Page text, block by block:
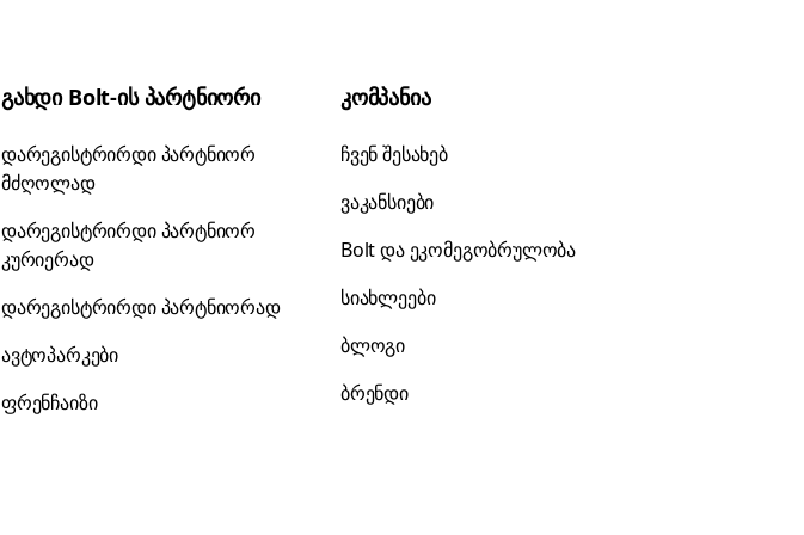
გახდი Bolt-ის პარტნიორი
დარეგისტრირდი პარტნიორ
მძღოლად
დარეგისტრირდი პარტნიორ
კურიერად
დარეგისტრირდი პარტნიორად
ავტოპარკები
ფრენჩაიზი
კომპანია
ჩვენ შესახებ
ვაკანსიები
Bolt და ეკომეგობრულობა
სიახლეები
ბლოგი
ბრენდი